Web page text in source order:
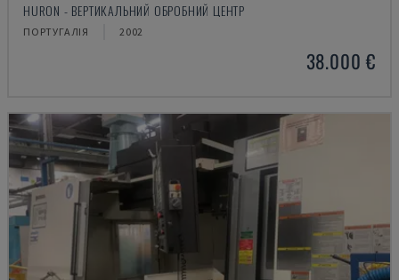
HURON - ВЕРТИКАЛЬНИЙ ОБРОБНИЙ ЦЕНТР
ПОРТУГАЛІЯ 2002
38.000 €